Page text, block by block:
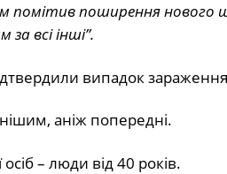
помітив поширення нового
за всі інші”.
випадок зараження
аніж попередні.
осіб – люди від 40 років.